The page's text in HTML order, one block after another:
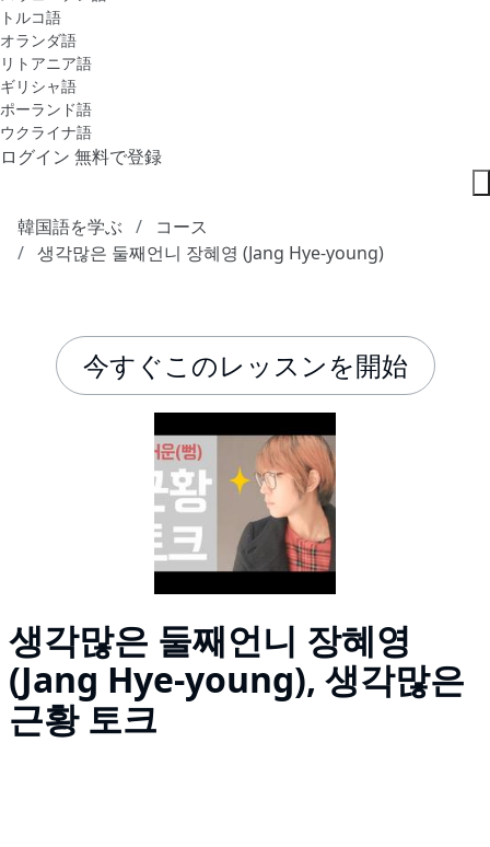
トルコ語
オランダ語
リトアニア語
ギリシャ語
ポーランド語
ウクライナ語
ログイン 無料で登録
韓国語を学ぶ
コース
생각많은 둘째언니 장혜영 (Jang Hye-young)
今すぐこのレッスンを開始
생각많은 둘째언니 장혜영
(Jang Hye-young), 생각많은
근황 토크